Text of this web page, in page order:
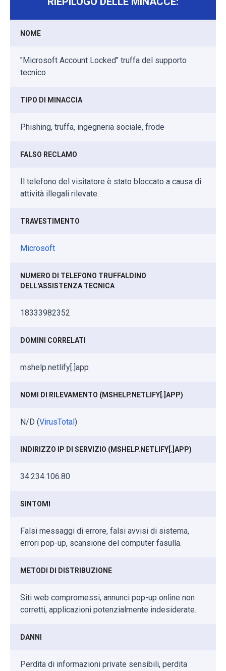
NOME
"Microsoft Account Locked" truffa del supporto
tecnico
TIPO DI MINACCIA
Phishing, truffa, ingegneria sociale, frode
FALSO RECLAMO
Il telefono del visitatore è stato bloccato a causa di
attività illegali rilevate.
TRAVESTIMENTO
Microsoft
NUMERO DI TELEFONO TRUFFALDINO
DELL'ASSISTENZA TECNICA
18333982352
DOMINI CORRELATI
mshelp.netlify[.]app
NOMI DI RILEVAMENTO (MSHELP.NETLIFY[.]APP)
N/D (VirusTotal)
INDIRIZZO IP DI SERVIZIO (MSHELP.NETLIFY[.]APP)
34.234.106.80
SINTOMI
Falsi messaggi di errore, falsi avvisi di sistema,
errori pop-up, scansione del computer fasulla.
METODI DI DISTRIBUZIONE
Siti web compromessi, annunci pop-up online non
corretti, applicazioni potenzialmente indesiderate.
DANNI
Perdita di informazioni private sensibili, perdita